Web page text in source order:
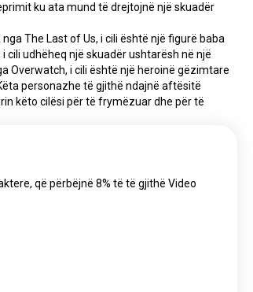
ku ata mund të drejtojnë një skuadër
The Last of Us, i cili është një figurë baba
udhëheq një skuadër ushtarësh në një
Overwatch, i cili është një heroinë gëzimtare
personazhe të gjithë ndajnë aftësitë
këto cilësi për të frymëzuar dhe për të
që përbëjnë 8% të të gjithë Video